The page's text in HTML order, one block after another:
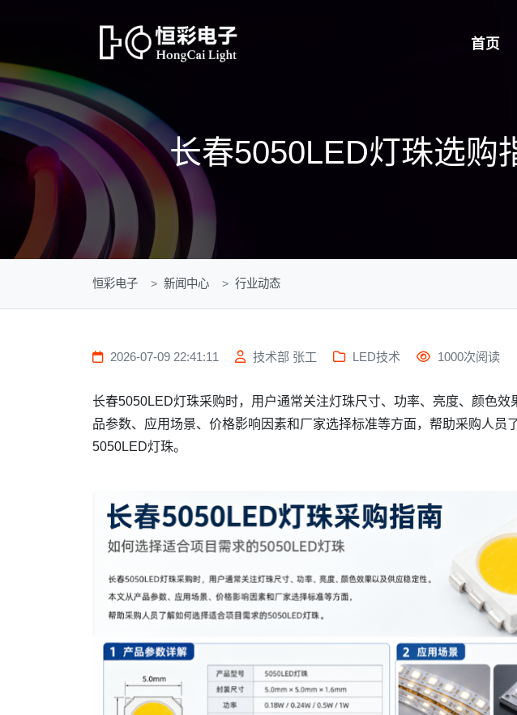
首页
长春5050LED灯珠选购
恒彩电子 新闻中心 行业动态
2026-07-09 22:41:11 技术部 张工 LED技术 1000次阅读
长春5050LED灯珠采购时，用户通常关注灯珠尺寸、功率、亮度、颜色效
品参数、应用场景、价格影响因素和厂家选择标准等方面，帮助采购人员
5050LED灯珠。